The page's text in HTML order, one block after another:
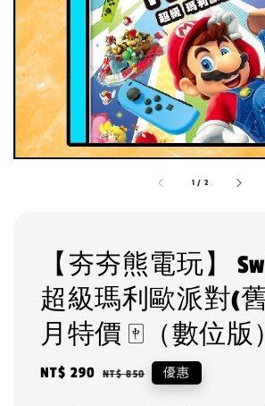
1 / 2
【夯夯熊電玩】
超級瑪利歐派對(
月特價 🀄（數位版
Sale
NT$ 290 Regular
NT$ 850 優惠